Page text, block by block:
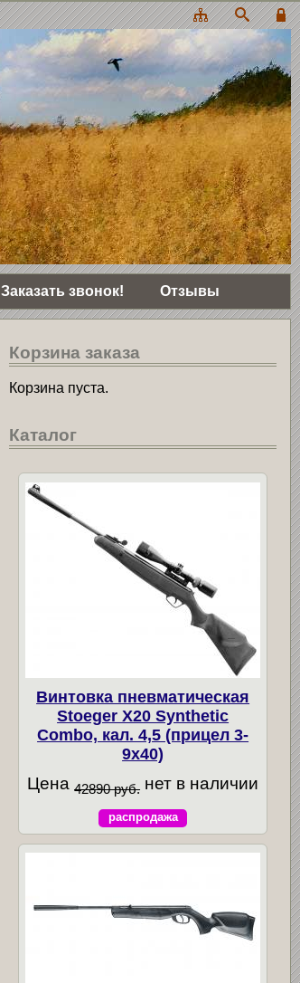
Заказать звонок! Отзывы
Корзина заказа
Корзина пуста.
Каталог
Винтовка пневматическая
Stoeger X20 Synthetic
Combo, кал. 4,5 (прицел 3-
9х40)
Цена 42890 руб. нет в наличии
распродажа